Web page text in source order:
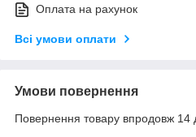
Оплата на рахунок
Всі умови оплати
Умови повернення
Повернення товару впродовж 14